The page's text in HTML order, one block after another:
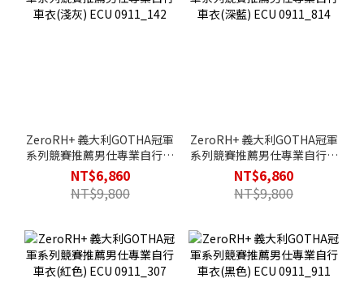
ZeroRH+ 義大利GOTHA冠軍
系列競賽推薦男仕專業自行車
衣(淺灰) ECU 0911_142
NT$6,860
NT$9,800
ZeroRH+ 義大利GOTHA冠軍
系列競賽推薦男仕專業自行車
衣(深藍) ECU 0911_814
NT$6,860
NT$9,800